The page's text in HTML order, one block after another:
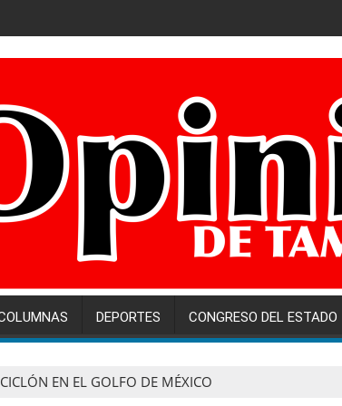
DEPORTES CONGRESO DEL ESTADO
EN EL GOLFO DE MÉXICO